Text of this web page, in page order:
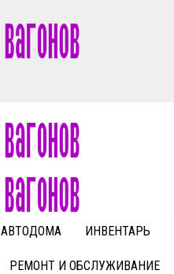
АВТОДОМА ИНВЕНТАРЬ
РЕМОНТ И ОБСЛУЖИВАНИЕ